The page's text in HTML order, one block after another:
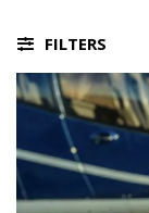
FILTERS